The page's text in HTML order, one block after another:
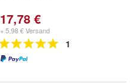
17,78 €
+ 5,98 € Versand
1